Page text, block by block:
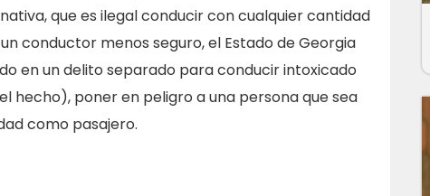
que es ilegal conducir con cualquier cantidad
conductor menos seguro, el Estado de Georgia
en un delito separado para conducir intoxicado
hecho), poner en peligro a una persona que sea
como pasajero.